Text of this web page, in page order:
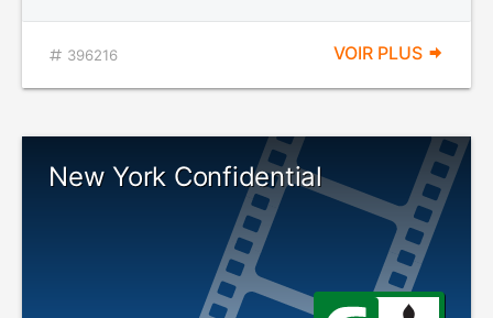
396216 VOIR PLUS
New York Confidential